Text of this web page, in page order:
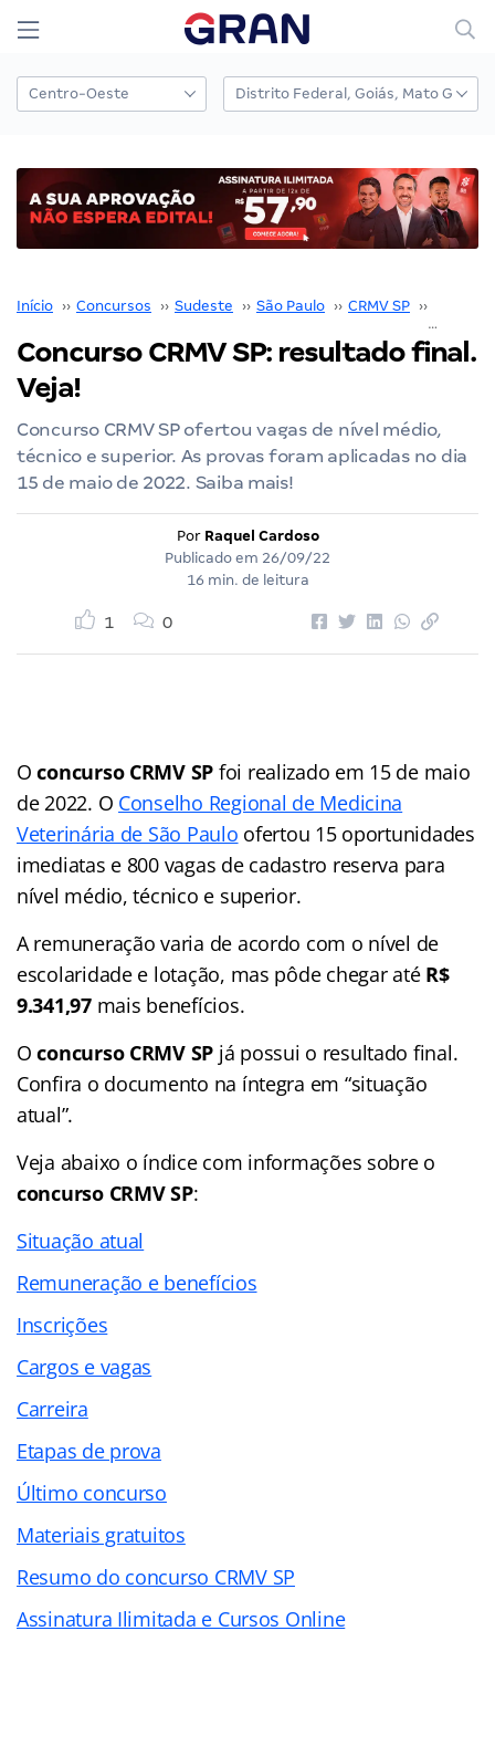
Início ›› Concursos ›› Sudeste ›› São Paulo ›› CRMV SP ››
Concurso CRMV SP: resultado final.
Veja!
Concurso CRMV SP ofertou vagas de nível médio,
técnico e superior. As provas foram aplicadas no dia
15 de maio de 2022. Saiba mais!
Por Raquel Cardoso
Publicado em 26/09/22
16 min. de leitura
1 0
Oconcurso CRMV SP foi realizado em 15 de maio
de 2022. O Conselho Regional de Medicina
Veterinária de São Paulo ofertou 15 oportunidades
imediatas e 800 vagas de cadastro reserva para
nível médio, técnico e superior.
A remuneração varia de acordo com o nível de
escolaridade e lotação, mas pôde chegar até R$
9.341,97mais benefícios.
Oconcurso CRMV SP já possui o resultado final.
Confira o documento na íntegra em “situação
atual”.
Veja abaixo o índicecom informações sobre o
concurso CRMV SP:
Situação atual
Remuneração e benefícios
Inscrições
Cargos e vagas
Carreira
Etapas de prova
Último concurso
Materiais gratuitos
Resumo do concurso CRMV SP
Assinatura Ilimitada e Cursos Online